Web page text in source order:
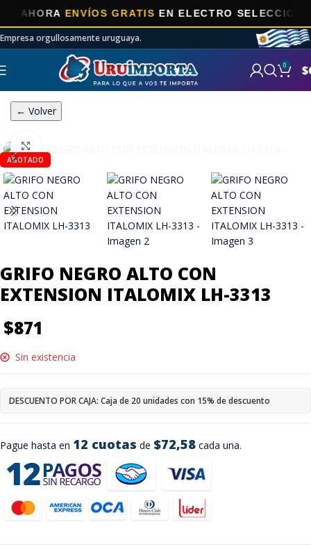
ENVÍOS GRATISEN ELECTRO
Empresa orgullosamente uruguaya.
0 $
← Volver
AGOTADO
GRIFO NEGRO ALTO CON
EXTENSION ITALOMIX LH-3313
$871
Pague hasta en 12 cuotas de $72,58 cada una.
Sin existencia
DESCUENTO POR CAJA: Caja de 20 unidades con 15% de descuento